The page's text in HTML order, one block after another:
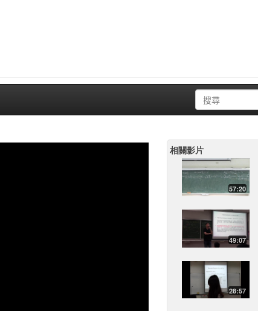
相關影片
57:20
49:07
28:57